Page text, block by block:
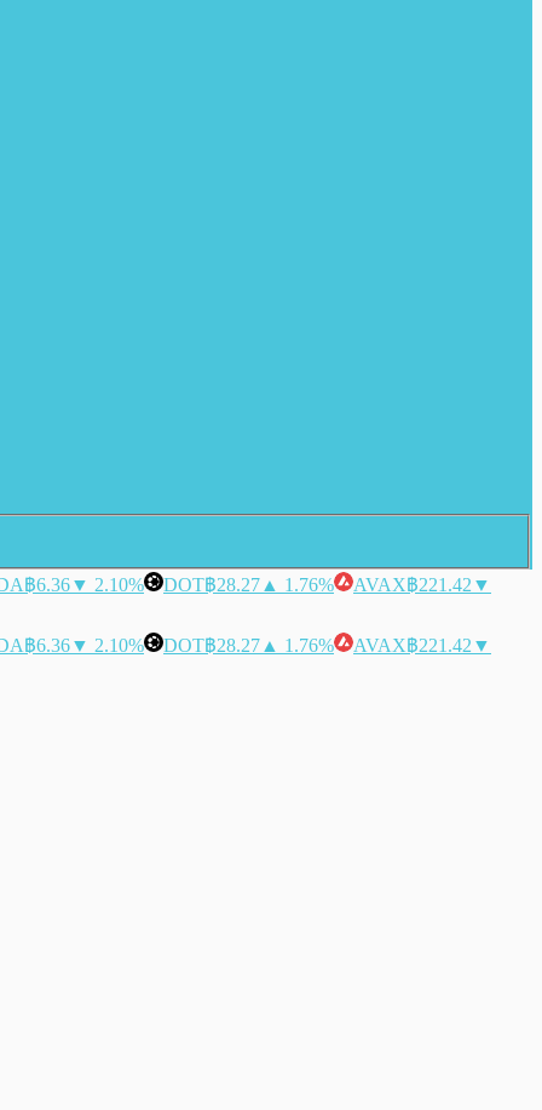
฿6.36▼ 2.10% DOT฿28.27 ▲ 1.76% AVAX฿221.42 ▼
฿6.36▼ 2.10% DOT฿28.27 ▲ 1.76% AVAX฿221.42 ▼